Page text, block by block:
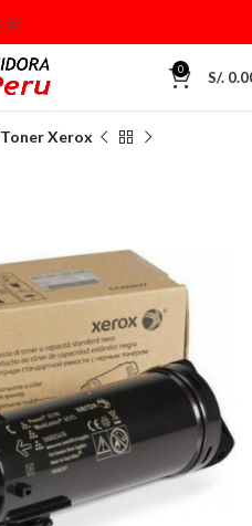
0 S/.
Toner Xerox